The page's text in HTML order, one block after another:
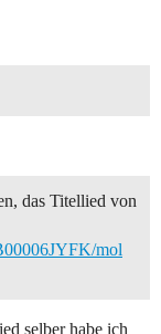
das Titellied von
mol
selber habe ich